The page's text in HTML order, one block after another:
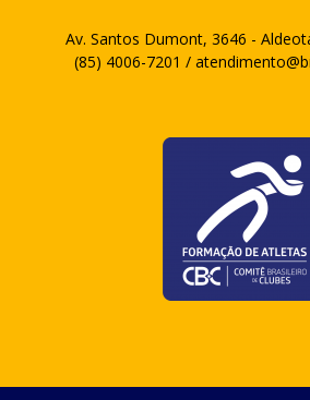
Av. Santos Dumont, 3646 -
(85) 4006-7201 /